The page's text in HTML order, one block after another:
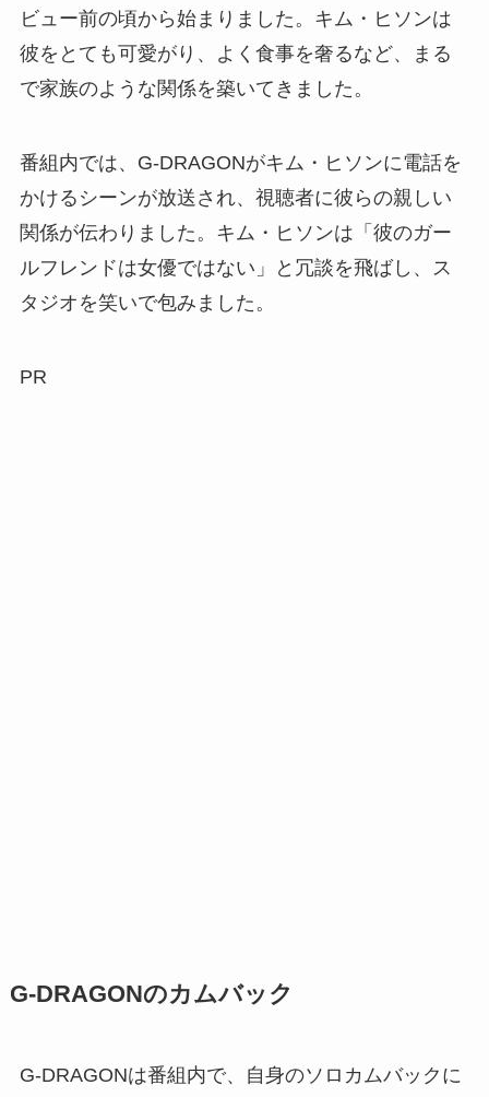
ビュー前の頃から始まりました。キム・ヒソンは
彼をとても可愛がり、よく食事を奢るなど、まる
で家族のような関係を築いてきました。
番組内では、G-DRAGONがキム・ヒソンに電話を
かけるシーンが放送され、視聴者に彼らの親しい
関係が伝わりました。キム・ヒソンは「彼のガー
ルフレンドは女優ではない」と冗談を飛ばし、ス
タジオを笑いで包みました。
PR
G-DRAGONのカムバック
G-DRAGONは番組内で、自身のソロカムバックに